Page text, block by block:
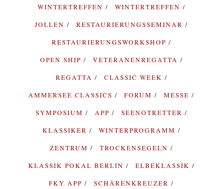
WINTERTREFFEN
WINTERTREFFEN
JOLLEN
RESTAURIERUNGSSEMINAR
RESTAURIERUNGSWORKSHOP
OPEN SHIP
VETERANENREGATTA
REGATTA
CLASSIC WEEK
AMMERSEE CLASSICS
FORUM
MESSE
SYMPOSIUM
APP
SEENOTRETTER
KLASSIKER
WINTERPROGRAMM
ZENTRUM
TROCKENSEGELN
KLASSIK POKAL BERLIN
ELBEKLASSIK
FKY APP
SCHÄRENKREUZER